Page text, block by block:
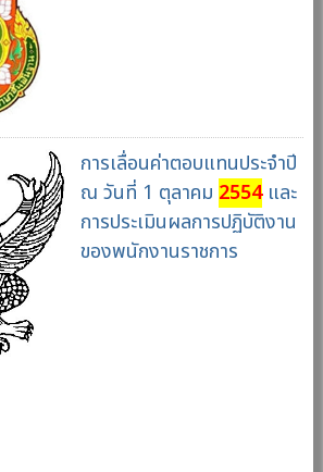
การเลื่อนค่าตอบแทนประจำปี
ณ วันที่ 1 ตุลาคม 2554และ
การประเมินผลการปฏิบัติงาน
ของพนักงานราชการ